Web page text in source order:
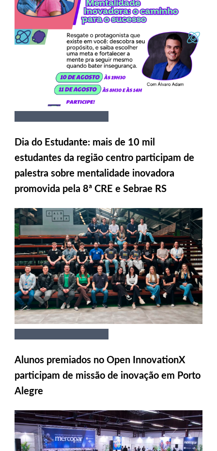
Dia do Estudante: mais de 10 mil
estudantes da região centro participam de
palestra sobre mentalidade inovadora
promovida pela 8ª CRE e Sebrae RS
Alunos premiados no Open InnovationX
participam de missão de inovação em Porto
Alegre